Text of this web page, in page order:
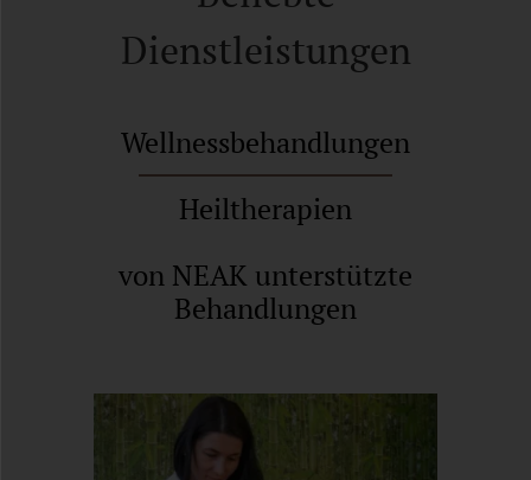
Dienstleistungen
Wellnessbehandlungen
Heiltherapien
von NEAK unterstützte
Behandlungen